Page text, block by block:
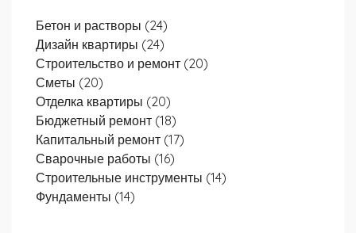
Бетон и растворы (24)
Дизайн квартиры (24)
Строительство и ремонт (20)
Сметы (20)
Отделка квартиры (20)
Бюджетный ремонт (18)
Капитальный ремонт (17)
Сварочные работы (16)
Строительные инструменты (14)
Фундаменты (14)